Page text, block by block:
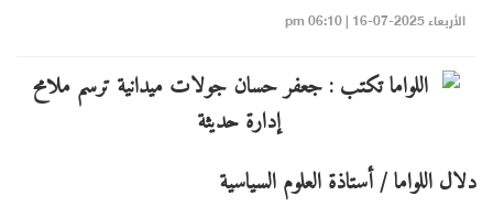
الأربعاء 2025-07-16 | 06:10 pm
دلال اللواما / أستاذة العلوم السياسية